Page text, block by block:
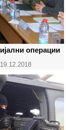
операции
19.12.2018